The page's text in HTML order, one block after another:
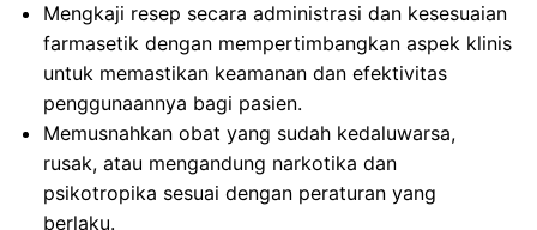
Mengkaji resep secara administrasi dan kesesuaian
farmasetik dengan mempertimbangkan aspek klinis
untuk memastikan keamanan dan efektivitas
penggunaannya bagi pasien.
Memusnahkan obat yang sudah kedaluwarsa,
rusak, atau mengandung narkotika dan
psikotropika sesuai dengan peraturan yang
berlaku.